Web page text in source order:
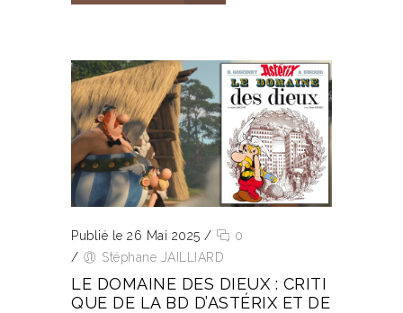
Publié le 26 Mai 2025 /
0
/
Stéphane JAILLIARD
LE DOMAINE DES DIEUX : CRITI
QUE DE LA BD D’ASTÉRIX ET DE